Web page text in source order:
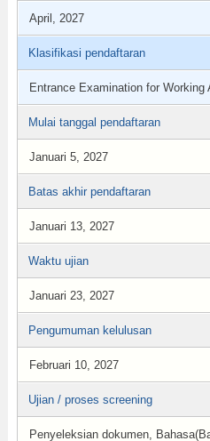
April, 2027
Klasifikasi pendaftaran
Entrance Examination for Working
Mulai tanggal pendaftaran
Januari 5, 2027
Batas akhir pendaftaran
Januari 13, 2027
Waktu ujian
Januari 23, 2027
Pengumuman kelulusan
Februari 10, 2027
Ujian / proses screening
Penyeleksian dokumen,